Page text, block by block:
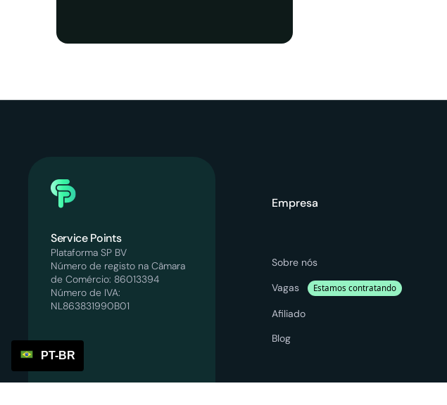
Service Points
Plataforma SP BV
Número de registo na Câmara
de Comércio: 86013394
Número de IVA:
NL863831990B01
Empresa
Sobre nós
Vagas Estamos contratando
Afiliado
Blog
PT-BR